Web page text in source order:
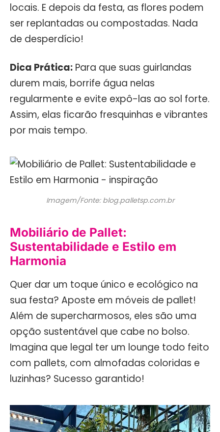
locais. E depois da festa, as flores podem
ser replantadas ou compostadas. Nada
de desperdício!
Dica Prática: Para que suas guirlandas
durem mais, borrife água nelas
regularmente e evite expô-las ao sol forte.
Assim, elas ficarão fresquinhas e vibrantes
por mais tempo.
Imagem/Fonte: blog.palletsp.com.br
Mobiliário de Pallet:
Sustentabilidade e Estilo em
Harmonia
Quer dar um toque único e ecológico na
sua festa? Aposte em móveis de pallet!
Além de supercharmosos, eles são uma
opção sustentável que cabe no bolso.
Imagina que legal ter um lounge todo feito
com pallets, com almofadas coloridas e
luzinhas? Sucesso garantido!